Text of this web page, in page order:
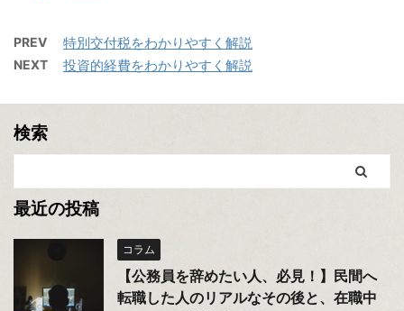
PREV 特別交付税をわかりやすく解説
NEXT 投資的経費をわかりやすく解説
検索
最近の投稿
コラム
【公務員を辞めたい人、必見！】民間へ
転職した人のリアルなその後と、在職中